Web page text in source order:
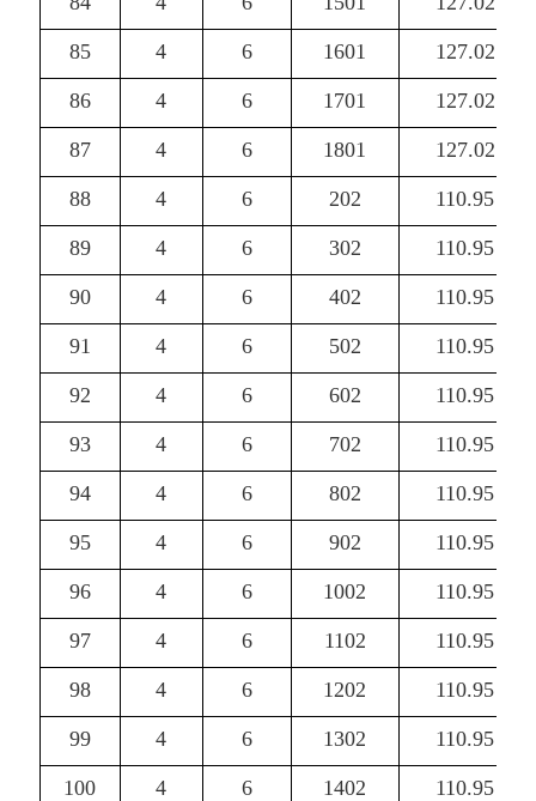
85 4 6 1601 127.02
86 4 6 1701 127.02
87 4 6 1801 127.02
88 4 6 202 110.95
89 4 6 302 110.95
90 4 6 402 110.95
91 4 6 502 110.95
92 4 6 602 110.95
93 4 6 702 110.95
94 4 6 802 110.95
95 4 6 902 110.95
96 4 6 1002 110.95
97 4 6 1102 110.95
98 4 6 1202 110.95
99 4 6 1302 110.95
100 4 6 1402 110.95